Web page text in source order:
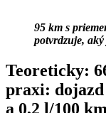
95 km s
potvrdzuje,
Teoreticky:
praxi:
a 0,2 l/100 km